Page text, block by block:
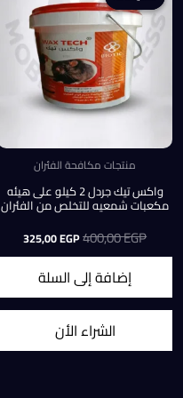
منتجات مكافحة الفئران
واكس تيك جردل 2 كيلو على هيئه
مكعبات شمعيه للتخلص من الفئران
400,00EGP السعر
الأصلي
هو:
400,00 EGP.
325,00EGP السعر
الحالي
هو:
إضافة إلى السلة
الشراء الأن